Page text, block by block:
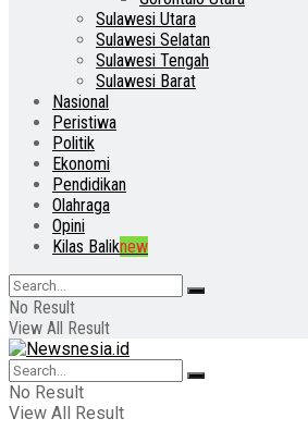
Sulawesi Utara
Sulawesi Selatan
Sulawesi Tengah
Sulawesi Barat
Nasional
Peristiwa
Politik
Ekonomi
Pendidikan
Olahraga
Opini
Kilas Baliknew
No Result
View All Result
No Result
View All Result